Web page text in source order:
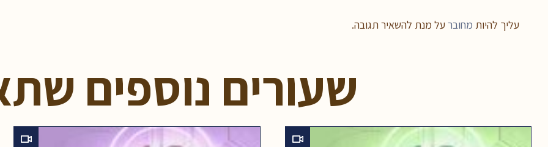
עליך להיות מחובר על מנת להשאיר תגובה.
שעורים נוספים